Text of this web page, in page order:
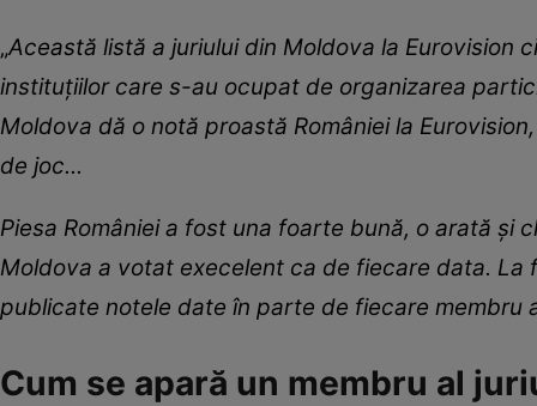
„Această listă a juriului din Moldova la Eurovision
instituțiilor care s-au ocupat de organizarea
Moldova dă o notă proastă României la
de joc...
Piesa României a fost una foarte bună, o arată și
Moldova a votat execelent ca de fiecare data. La
publicate notele date în parte de fiecare membru
Cum se apară un membru al